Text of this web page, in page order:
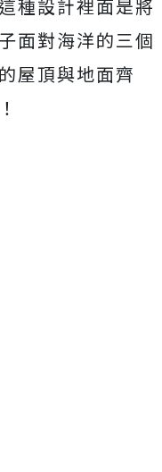
種設計裡面是將
面對海洋的三個
屋頂與地面齊